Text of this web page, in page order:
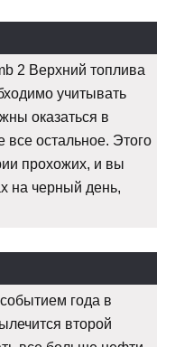
2 Верхний топлива
учитывать
оказаться в
остальное. Этого
прохожих, и вы
на черный день,
года в
второй